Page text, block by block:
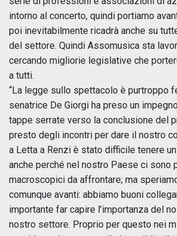
intorno al concerto, quindi portiamo
poi inevitabilmente ricadrà anche su
del settore. Quindi Assomusica sta
cercando migliorie legislative che
a tutti.
“La legge sullo spettacolo è purtroppo
senatrice De Giorgi ha preso un
tappe serrate verso la conclusione del
presto degli incontri per dare il nostro
a Letta a Renzi è stato difficile tenere
anche perché nel nostro Paese ci sono
macroscopici da affrontare; ma
comunque avanti: abbiamo buoni
importante far capire l’importanza del
nostro settore. Proprio per questo nei